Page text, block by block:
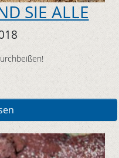
SIE ALLE